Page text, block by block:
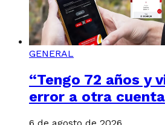
GENERAL
“Tengo 72 años y
error a otra cuenta